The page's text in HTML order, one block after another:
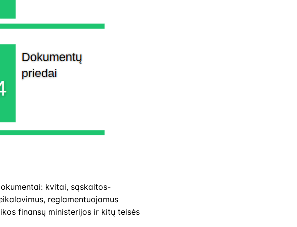
kvitai, sąskaitos-
reglamentuojamus
finansų ministerijos ir kitų teisės